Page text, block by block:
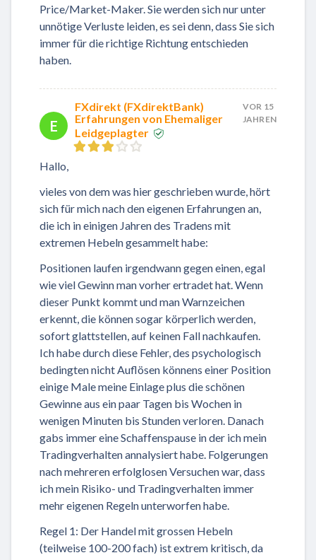
Price/Market-Maker. Sie werden sich nur unter
unnötige Verluste leiden, es sei denn, dass Sie sich
immer für die richtige Richtung entschieden
haben.
E
FXdirekt (FXdirektBank)
Erfahrungen von Ehemaliger
Leidgeplagter
VOR 15
JAHREN
Hallo,
vieles von dem was hier geschrieben wurde, hört
sich für mich nach den eigenen Erfahrungen an,
die ich in einigen Jahren des Tradens mit
extremen Hebeln gesammelt habe:
Positionen laufen irgendwann gegen einen, egal
wie viel Gewinn man vorher ertradet hat. Wenn
dieser Punkt kommt und man Warnzeichen
erkennt, die können sogar körperlich werden,
sofort glattstellen, auf keinen Fall nachkaufen.
Ich habe durch diese Fehler, des psychologisch
bedingten nicht Auflösen könnens einer Position
einige Male meine Einlage plus die schönen
Gewinne aus ein paar Tagen bis Wochen in
wenigen Minuten bis Stunden verloren. Danach
gabs immer eine Schaffenspause in der ich mein
Tradingverhalten annalysiert habe. Folgerungen
nach mehreren erfolglosen Versuchen war, dass
ich mein Risiko- und Tradingverhalten immer
mehr eigenen Regeln unterworfen habe.
Regel 1: Der Handel mit grossen Hebeln
(teilweise 100-200 fach) ist extrem kritisch, da